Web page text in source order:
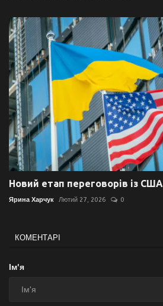
Новий етап переговорів із США
Ярина Харчук Лютий 27, 2026 0
КОМЕНТАРІ
Ім'я